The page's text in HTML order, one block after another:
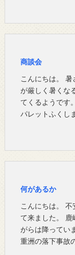
商談会
こんにちは。
が厳しく暑くな
てくるようです
パレットふくし
何があるか
こんにちは。
て来ました。
がらは降ってい
重洲の落下事故